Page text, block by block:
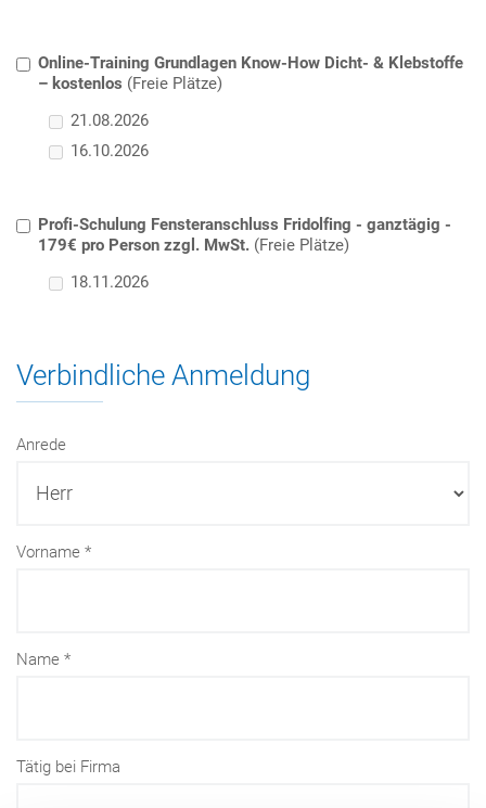
Online-Training Grundlagen Know-How Dicht- & Klebstoffe
– kostenlos (Freie Plätze)
21.08.2026
16.10.2026
Profi-Schulung Fensteranschluss Fridolfing - ganztägig -
179€ pro Person zzgl. MwSt. (Freie Plätze)
18.11.2026
Verbindliche Anmeldung
Anrede
Vorname
Name
Tätig bei Firma